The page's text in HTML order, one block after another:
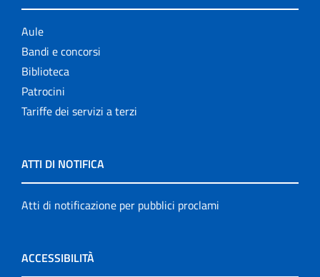
Aule
Bandi e concorsi
Biblioteca
Patrocini
Tariffe dei servizi a terzi
ATTI DI NOTIFICA
Atti di notificazione per pubblici proclami
ACCESSIBILITÀ